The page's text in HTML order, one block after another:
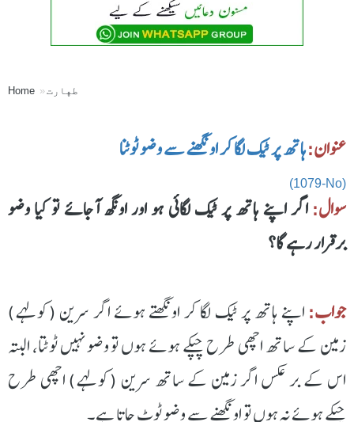
Home طهارت
عنوان:ہاتھ پر ٹیک لگا کر اونگھنے سے وضو ٹوٹنا
(1079-No)
سوال:اگر اپنے ہاتھ پر ٹیک لگائی ہو اور اونگھ آجائے تو کیا وضو
برقرار رہے گا؟
جواب:اپنے ہاتھ پر ٹیک لگا کر اونگھتے ہوئے اگر سرین (کولہے)
زمین کے ساتھ اچھی طرح چپکے ہوئے ہوں تو وضو نہیں ٹوٹتا، البتہ
اس کے بر عکس اگر زمین کے ساتھ سرین (کولہے) اچھی طرح
چپکے ہوئے نہ ہوں تو اونگھنے سے وضو ٹوٹ جاتا ہے۔